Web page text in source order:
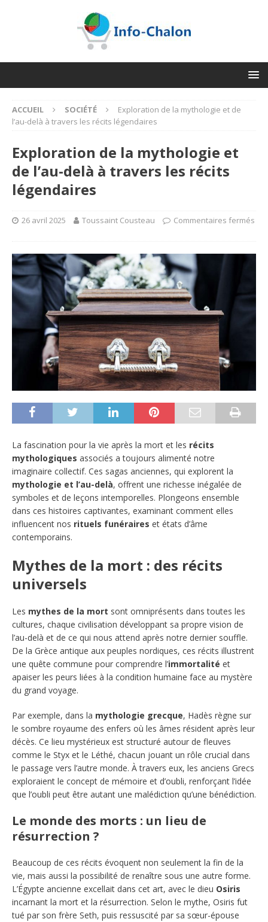
ACCUEIL SOCIÉTÉ
Exploration de la mythologie et de
l’au-delà à travers les récits légendaires
Exploration de la mythologie et
de l’au-delà à travers les récits
légendaires
26 avril 2025 Toussaint Cousteau Commentaires fermés
La fascination pour la vie après la mort et les récits
mythologiques associés a toujours alimenté notre
imaginaire collectif. Ces sagas anciennes, qui explorent la
mythologie et l’au-delà, offrent une richesse inégalée de
symboles et de leçons intemporelles. Plongeons ensemble
dans ces histoires captivantes, examinant comment elles
influencent nos rituels funéraires et états d’âme
contemporains.
Mythes de la mort : des récits
universels
Les mythes de la mort sont omniprésents dans toutes les
cultures, chaque civilisation développant sa propre vision de
l’au-delà et de ce qui nous attend après notre dernier souffle.
De la Grèce antique aux peuples nordiques, ces récits illustrent
une quête commune pour comprendre l’immortalité et
apaiser les peurs liées à la condition humaine face au mystère
du grand voyage.
Par exemple, dans la mythologie grecque, Hadès règne sur
le sombre royaume des enfers où les âmes résident après leur
décès. Ce lieu mystérieux est structuré autour de fleuves
comme le Styx et le Léthé, chacun jouant un rôle crucial dans
le passage vers l’autre monde. À travers eux, les anciens Grecs
exploraient le concept de mémoire et d’oubli, renforçant l’idée
que l’oubli peut être autant une malédiction qu’une bénédiction.
Le monde des morts : un lieu de
résurrection ?
Beaucoup de ces récits évoquent non seulement la fin de la
vie, mais aussi la possibilité de renaître sous une autre forme.
L’Égypte ancienne excellait dans cet art, avec le dieu Osiris
incarnant la mort et la résurrection. Selon le mythe, Osiris fut
tué par son frère Seth, puis ressuscité par sa sœur-épouse